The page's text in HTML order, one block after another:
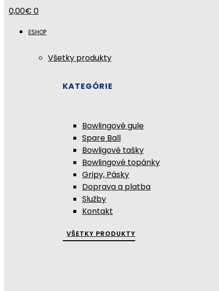
0,00€ 0
ESHOP
Všetky produkty
KATEGÓRIE
Bowlingové gule
Spare Ball
Bowligové tašky
Bowlingové topánky
Gripy, Pásky
Doprava a platba
Služby
Kontakt
VŠETKY PRODUKTY